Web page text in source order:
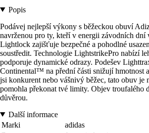
Popis
Podávej nejlepší výkony s běžeckou obuví
navrženou pro ty, kteří v energii závodních dní
Lightlock zajišťuje bezpečné a pohodlné
soustředit. Technologie LightstrikePro nabízí
podporuje dynamické odrazy. Podešev
Continental™ na přední části snižují hmotnost
jsi konkurent nebo vášnivý běžec, tato obuv je
pomohla překonat tvé limity. Objev troufalého
důvěrou.
Další informace
Marki
adidas